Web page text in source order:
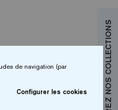
DÉCOUVREZ NOS COLLECTIONS
de navigation (par
Configurer les cookies